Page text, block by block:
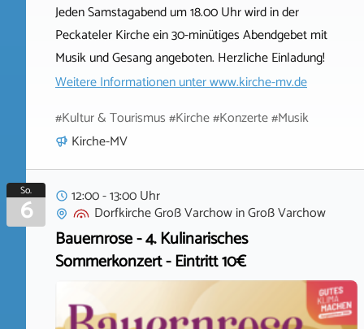
Jeden Samstagabend um 18.00 Uhr wird in der
Peckateler Kirche ein 30-minütiges Abendgebet mit
Musik und Gesang angeboten. Herzliche Einladung!
Weitere Informationen unterwww.kirche-mv.de
#Kultur & Tourismus #Kirche #Konzerte #Musik
Kirche-MV
So.
6
12:00 - 13:00 Uhr
Dorfkirche Groß VarchowinGroß Varchow
Bauernrose - 4. Kulinarisches
Sommerkonzert - Eintritt 10€